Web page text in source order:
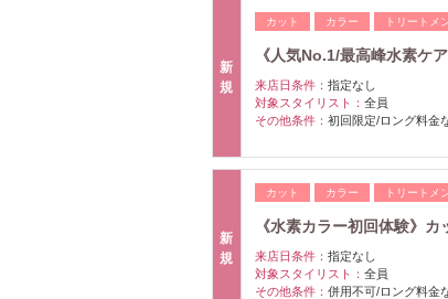
新
規
カット カラー トリートメ
《人気No.1/最高峰水素ケ
来店日条件： 指定なし
対象スタイリスト： 全員
その他条件： 初回限定/ロング料金
新
規
カット カラー トリートメ
《水素カラー初回体験》
来店日条件： 指定なし
対象スタイリスト： 全員
その他条件： 併用不可/ロング料金